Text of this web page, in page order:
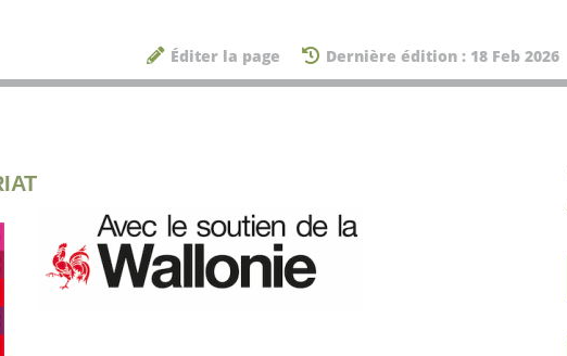
Éditer la page Dernière édition : 18 Feb 2026